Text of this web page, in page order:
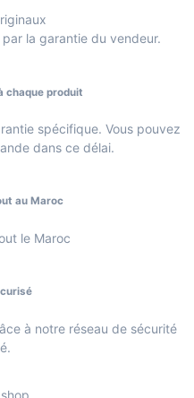
la garantie du vendeur.
chaque produit
spécifique. Vous pouvez
dans ce délai.
au Maroc
le Maroc
à notre réseau de sécurité